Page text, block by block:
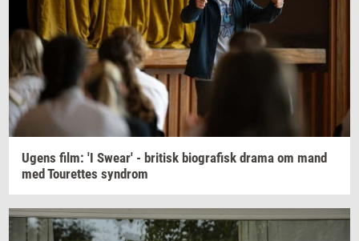
Ugens film: 'I Swear' - bri­tisk bi­o­gra­fisk drama om mand
medTou­ret­tes syn­drom